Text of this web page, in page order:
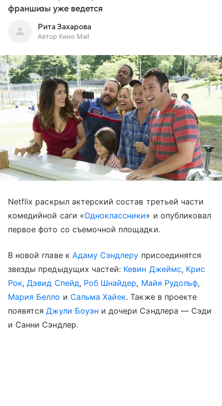
франшизы уже ведется
Рита Захарова
Автор Кино Mail
Netflix раскрыл актерский состав третьей части
комедийной саги «Одноклассники» и опубликовал
первое фото со съемочной площадки.
В новой главе к Адаму Сэндлеру присоединятся
звезды предыдущих частей: Кевин Джеймс, Крис
Рок,Дэвид Спейд, Роб Шнайдер, Майя Рудольф,
Мария Белло и Сальма Хайек. Также в проекте
появятсяДжули Боуэн и дочери Сэндлера — Сэди
и Санни Сэндлер.